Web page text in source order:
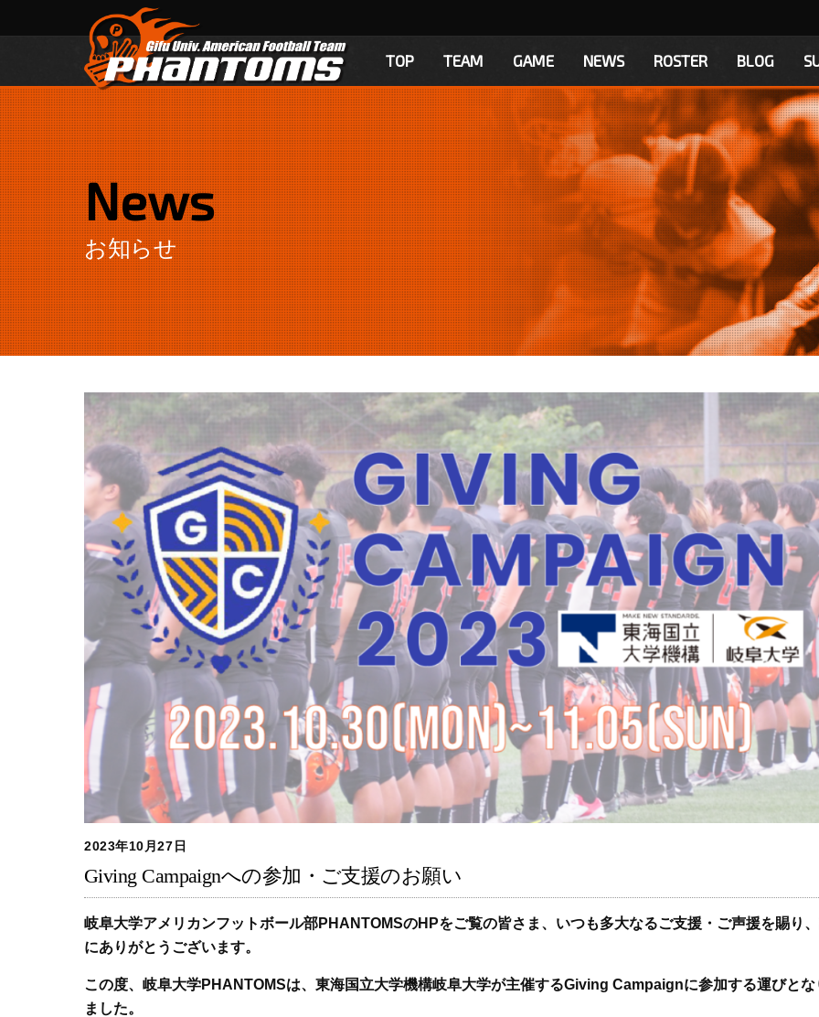
TOP TEAM GAME NEWS ROSTER BLOG
News
お知らせ
2023年10月27日
Giving Campaignへの参加・ご支援のお願い
岐阜大学アメリカンフットボール部PHANTOMSのHPをご覧の皆さま、いつも多大なるご支援・ご声援を賜り
にありがとうございます。
この度、岐阜大学PHANTOMSは、東海国立大学機構岐阜大学が主催するGiving Campaignに参加する運びとな
ました。